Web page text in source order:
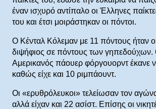
έναν ισχυρό αντίπαλο οι Έλληνες
του και έτσι μοιράστηκαν οι πόντοι.
Ο Κένταλ Κόλεμαν με 11 πόντους ήταν ο
διψήφιος σε πόντους των
Αμερικανός πάουερ φόργουορντ έκανε
καθώς είχε και 10 ριμπάουντ.
Οι «ερυθρόλευκοι» τελείωσαν τον
αλλά είχαν και 22 ασίστ. Επίσης οι